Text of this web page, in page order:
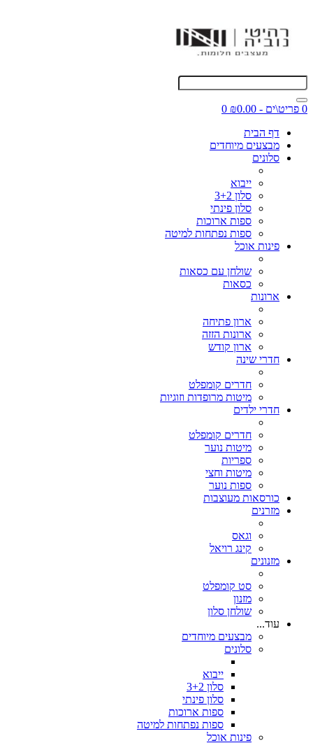
0 פריט\ים - ₪0.00
0
דף הבית
מבצעים מיוחדים
סלונים
ייבוא
סלון 3+2
סלון פינתי
ספות ארוכות
ספות נפתחות למיטה
פינות אוכל
שולחן עם כסאות
כסאות
ארונות
ארון פתיחה
ארונות הזזה
ארון קודש
חדרי שינה
חדרים קומפלט
מיטות מרופדות וזוגיות
חדרי ילדים
חדרים קומפלט
מיטות נוער
ספריות
מיטות וחצי
ספות נוער
כורסאות מעוצבות
מזרנים
וגאס
קינג רויאל
מזנונים
סט קומפלט
מזנון
שולחן סלון
עוד...
מבצעים מיוחדים
סלונים
ייבוא
סלון 3+2
סלון פינתי
ספות ארוכות
ספות נפתחות למיטה
פינות אוכל